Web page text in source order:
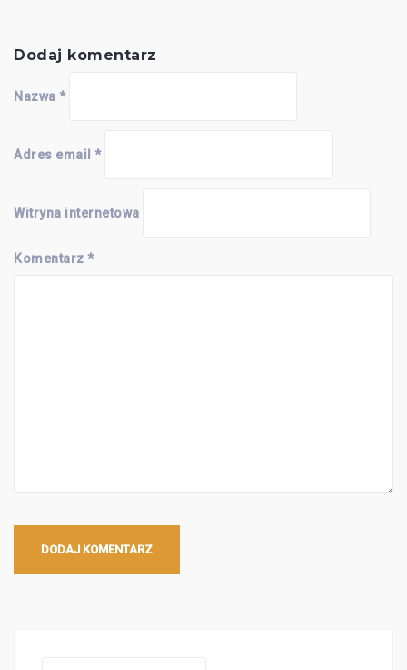
Dodaj komentarz
Nazwa *
Adres email *
Witryna internetowa
Komentarz *